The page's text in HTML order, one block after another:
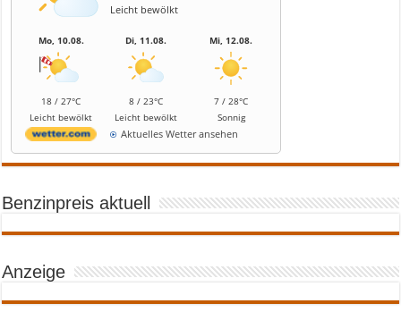
Leicht bewölkt
Mo, 10.08.
18 / 27°C
Leicht bewölkt
Di, 11.08.
8 / 23°C
Leicht bewölkt
Mi, 12.08.
7 / 28°C
Sonnig
Aktuelles Wetter ansehen
Benzinpreis aktuell
Anzeige